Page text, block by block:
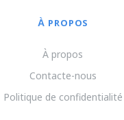
À PROPOS
À propos
Contacte-nous
Politique de confidentialité